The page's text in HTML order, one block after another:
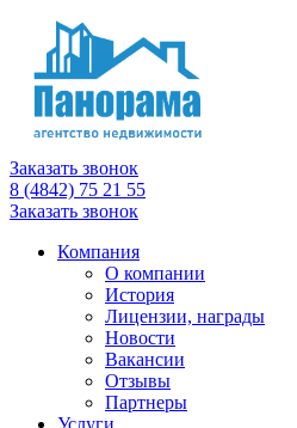
Заказать звонок
8 (4842) 75 21 55
Заказать звонок
Компания
О компании
История
Лицензии, награды
Новости
Вакансии
Отзывы
Партнеры
Услуги